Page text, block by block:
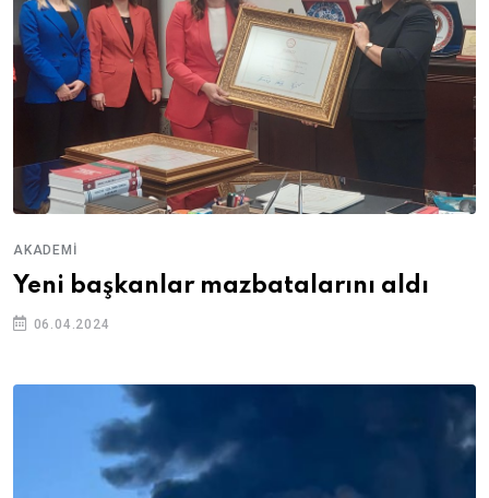
AKADEMI
Yeni başkanlar mazbatalarını aldı
06.04.2024